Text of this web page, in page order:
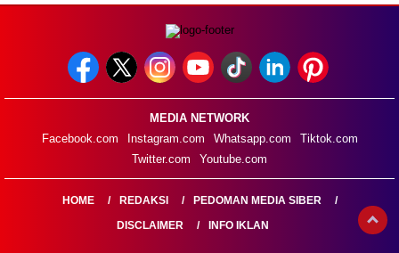
MEDIA NETWORK
Facebook.com
Instagram.com Whatsapp.com
Tiktok.com
Twitter.com
Youtube.com
HOME REDAKSI
PEDOMAN MEDIA SIBER
DISCLAIMER
INFO IKLAN